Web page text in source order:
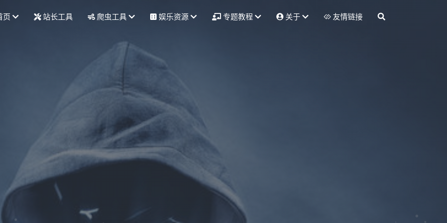
页 站长工具 爬虫工具 娱乐资源 专题教程 关于 友情链接